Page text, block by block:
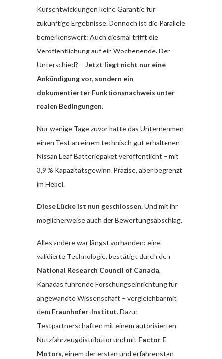
Kursentwicklungen keine Garantie für
zukünftige Ergebnisse. Dennoch ist die Parallele
bemerkenswert: Auch diesmal trifft die
Veröffentlichung auf ein Wochenende. Der
Unterschied? – Jetzt liegt nicht nur eine
Ankündigung vor, sondern ein
dokumentierter Funktionsnachweis unter
realen Bedingungen.
Nur wenige Tage zuvor hatte das Unternehmen
einen Test an einem technisch gut erhaltenen
Nissan Leaf Batteriepaket veröffentlicht – mit
3,9 % Kapazitätsgewinn. Präzise, aber begrenzt
im Hebel.
Diese Lücke ist nun geschlossen.Und mit ihr
möglicherweise auch der Bewertungsabschlag.
Alles andere war längst vorhanden: eine
validierte Technologie, bestätigt durch den
National Research Council of Canada,
Kanadas führende Forschungseinrichtung für
angewandte Wissenschaft – vergleichbar mit
dem Fraunhofer-Institut. Dazu:
Testpartnerschaften mit einem autorisierten
Nutzfahrzeugdistributor und mit Factor E
Motors, einem der ersten und erfahrensten